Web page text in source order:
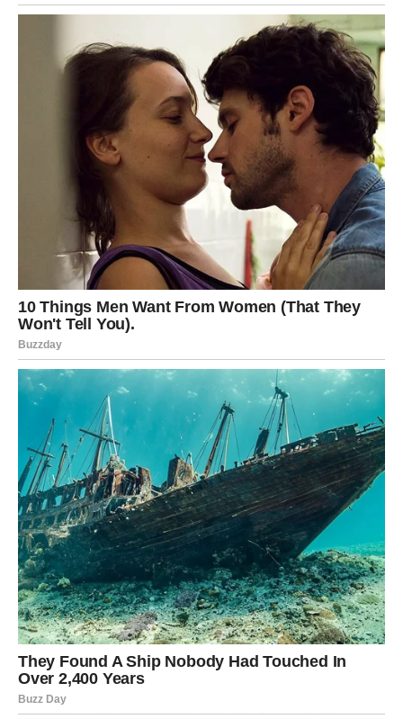
Strelčevima dolaze dani puni pozitivne energije.
Putovanje, korisno poznanstvo ili poslovna saradnja
mogli bi otvoriti vrata uspehu koji ste dugo priželjkivali.
Na emotivnom planu očekuju vas vedri trenuci i mnogo
razloga za zadovoljstvo.
Jarčevima se konačno ispunjava jedan važan cilj.
Poslovni uspeh i bolji prihodi omogućiće vam da ostvarite
planove koje ste dugo odlagali.
Na ljubavnom planu partner će vam pružiti osećaj
sigurnosti i podrške, dok slobodni Jarčevi mogu upoznati
osobu koja donosi stabilnost.
Vodolija
Vodolije će biti među znakovima kojima sudbina priprema
najveće iznenađenje. Neočekivana poslovna prilika,
važna vest ili susret sa osobom koja će imati veliki uticaj
na vašu budućnost učiniće da shvatite kako se najlepše
stvari zaista događaju onda kada ih najmanje očekujemo.
Pred vama su dani u kojima će se otvoriti vrata o kojima
ste dugo maštali.
Na ljubavnom planu očekuje vas prijatno iznenađenje
koje će vam vratiti veru u iskrene emocije.